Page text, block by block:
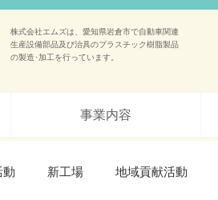
株式会社エムズは、愛知県岩倉市で自動車関連
生産設備部品及び治具のプラスチック樹脂製品
の製造･加工を行っています。
事業内容
動 新工場 地域貢献活動